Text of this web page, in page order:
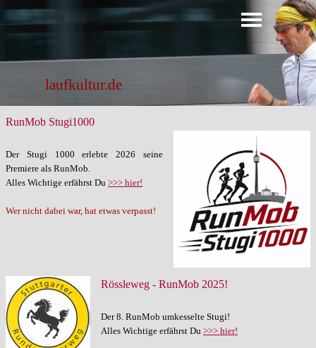
Direkt zum Seiteninhalt Menü überspringen
laufkultur.de
RunMob Stugi1000
Der Stugi 1000 erlebte 2026 seine
Premiere als RunMob.
Alles Wichtige erfährst Du >>> hier!
Wer nicht dabei war, hat etwas verpasst!
Rössleweg - RunMob 2025!
Der 8. RunMob umkesselte Stugi!
Alles Wichtige erfährst Du >>> hier!